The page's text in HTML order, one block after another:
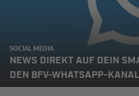
SOCIAL MEDIA
NEWS DIREKT AUF DEIN
DEN BFV-WHATSAPP-